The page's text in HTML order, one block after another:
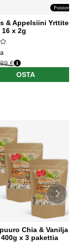
Poistuva
& Appelsiini Yrttitee
16 x 2g
hinta
€
OSTA
Chia & Vanilja
400g x 3 pakettia